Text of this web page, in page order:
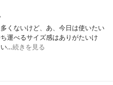
くないけど、あ、今日は使いたい
運べるサイズ感はありがたいけ
い…続きを見る